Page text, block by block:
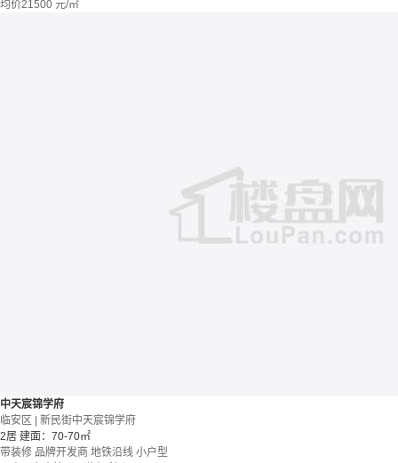
均价21500 元/㎡
中天宸锦学府
临安区 | 新民街中天宸锦学府
2居 建面：70-70㎡
带装修 品牌开发商 地铁沿线 小户型